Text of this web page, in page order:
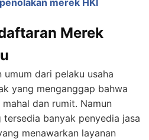
merek HKI
Merek
dari pelaku usaha
yang menganggap bahwa
dan rumit. Namun
tersedia banyak penyedia jasa
menawarkan layanan